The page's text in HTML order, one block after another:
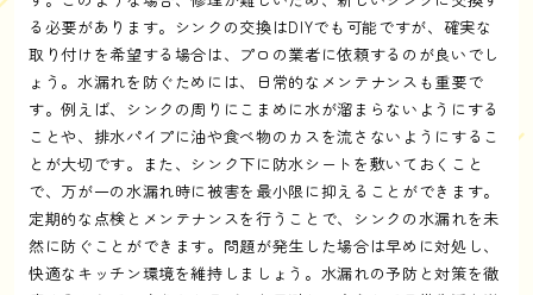
る必要があります。シンクの交換はDIYでも可能ですが、確実な
取り付けを希望する場合は、プロの業者に依頼するのが良いでし
ょう。水漏れを防ぐためには、日常的なメンテナンスも重要で
す。例えば、シンクの周りにこまめに水が溜まらないようにする
ことや、排水パイプに油や食べ物のカスを流さないようにするこ
とが大切です。また、シンク下に防水シートを敷いておくこと
で、万が一の水漏れ時に被害を最小限に抑えることができます。
定期的な点検とメンテナンスを行うことで、シンクの水漏れを未
然に防ぐことができます。問題が発生した場合は早めに対処し、
快適なキッチン環境を維持しましょう。水漏れの予防と対策を徹